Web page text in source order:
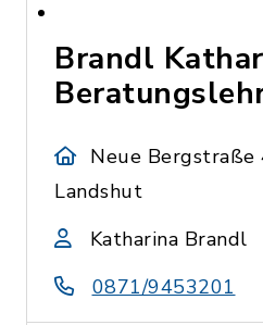
Brandl
Neue Bergstraße
Landshut
Katharina Brandl
0871/9453201